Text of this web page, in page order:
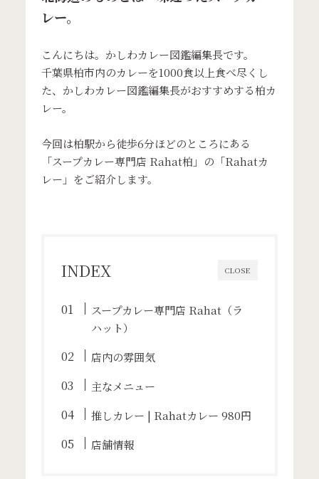
レー。
こんにちは。かしわカレー図鑑編集長です。
千葉県柏市内のカレーを1000食以上食べ尽くし
た、かしわカレー図鑑編集長がおすすめする柏カ
レー。
今回は柏駅から徒歩6分ほどのところにある
「スープカレー専門店 Rahat柏」の「Rahatカ
レー」をご紹介します。
CLOSE
INDEX
スープカレー専門店 Rahat（ラ
ハット）
店内の雰囲気
主なメニュー
推しカレー | Rahatカレー 980円
店舗情報